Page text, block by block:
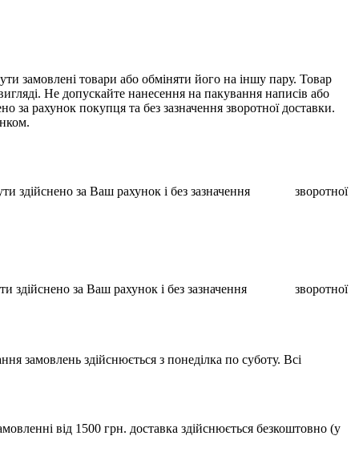
замовлені товари або обміняти його на іншу пару. Товар
Не допускайте нанесення на пакування написів або
рахунок покупця та без зазначення зворотної доставки.
здійснено за Ваш рахунок і без зазначення зворотної
здійснено за Ваш рахунок і без зазначення зворотної
замовлень здійснюється з понеділка по суботу. Всі
від 1500 грн. доставка здійснюється безкоштовно (у